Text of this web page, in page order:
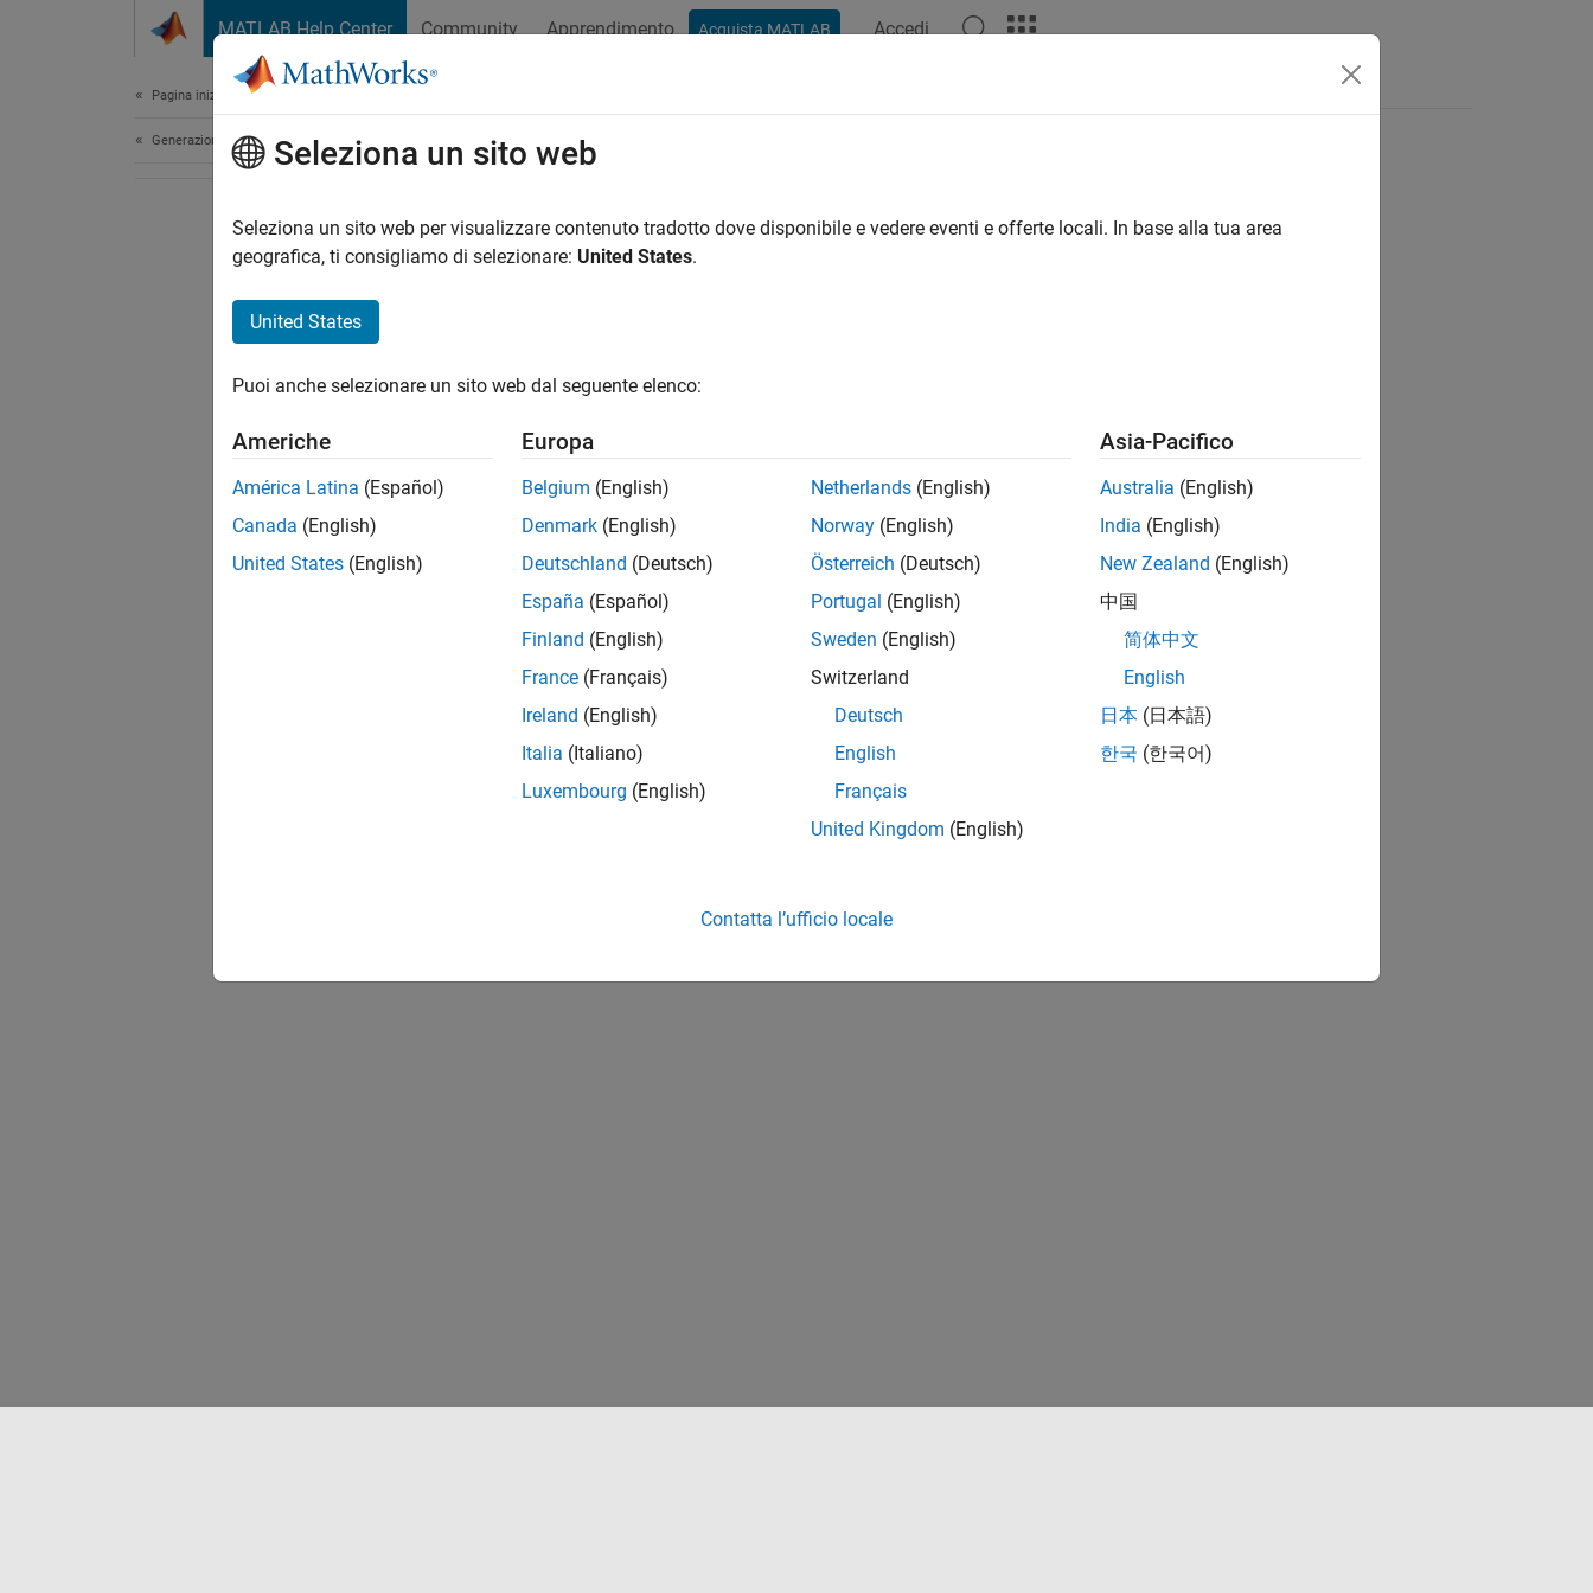
MATLAB Help Center Community Apprendimento Acquista MATLAB Accedi
Pagina iniziale della documentazione
Generazione di codice
How useful was this information?
Seleziona un sito web
Seleziona un sito web per visualizzare contenuto tradotto dove disponibile e vedere eventi e offerte locali. In base alla tua area
geografica, ti consigliamo di selezionare: United States.
United States
Puoi anche selezionare un sito web dal seguente elenco:
Americhe
América Latina (Español)
Canada (English)
United States (English)
Europa
Belgium (English)
Denmark (English)
Deutschland (Deutsch)
España (Español)
Finland (English)
France (Français)
Ireland (English)
Italia (Italiano)
Luxembourg (English)
Netherlands (English)
Norway (English)
Österreich (Deutsch)
Portugal (English)
Sweden (English)
Switzerland
Deutsch
English
Français
United Kingdom (English)
Asia-Pacifico
Australia (English)
India (English)
New Zealand (English)
中国
简体中文
English
日本 (日本語)
한국 (한국어)
Contatta l’ufficio locale